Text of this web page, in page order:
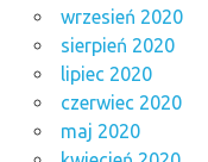
wrzesień 2020
sierpień 2020
lipiec 2020
czerwiec 2020
maj 2020